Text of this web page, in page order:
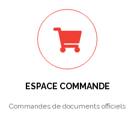
ESPACE COMMANDE
Commandes de documents officiels